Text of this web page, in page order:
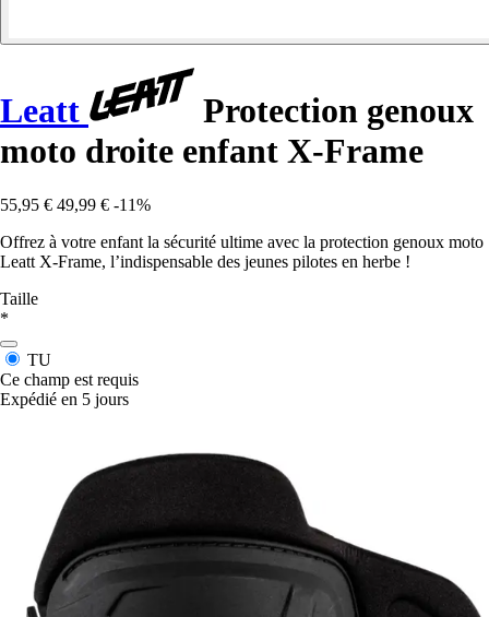
Leatt
Protection genoux
moto droite enfant X-Frame
55,95 € 49,99 € -11%
Offrez à votre enfant la sécurité ultime avec la protection genoux moto
Leatt X-Frame, l’indispensable des jeunes pilotes en herbe !
Taille
*
TU
Ce champ est requis
Expédié en 5 jours